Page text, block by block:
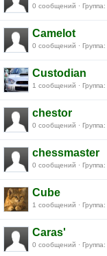
0 сообщений · Группа:
Camelot
0 сообщений · Группа:
Custodian
1 сообщений · Группа:
chestor
0 сообщений · Группа:
chessmaster
0 сообщений · Группа:
Cube
1 сообщений · Группа:
Caras'
0 сообщений · Группа: